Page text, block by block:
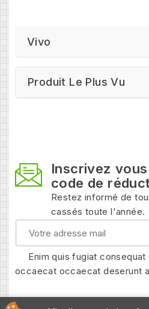
Vivo
Produit Le Plus Vu
Inscrivez
code de
Restez informé de
cassés toute l'année.
Enim quis fugiat consequat
occaecat occaecat deserunt